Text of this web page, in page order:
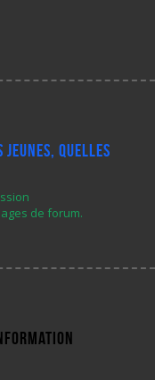
jeunes, quelles
de forum.